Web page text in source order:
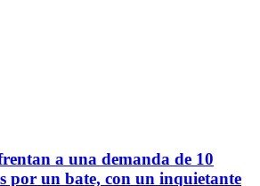
a una demanda de 10
por un bate, con un inquietante